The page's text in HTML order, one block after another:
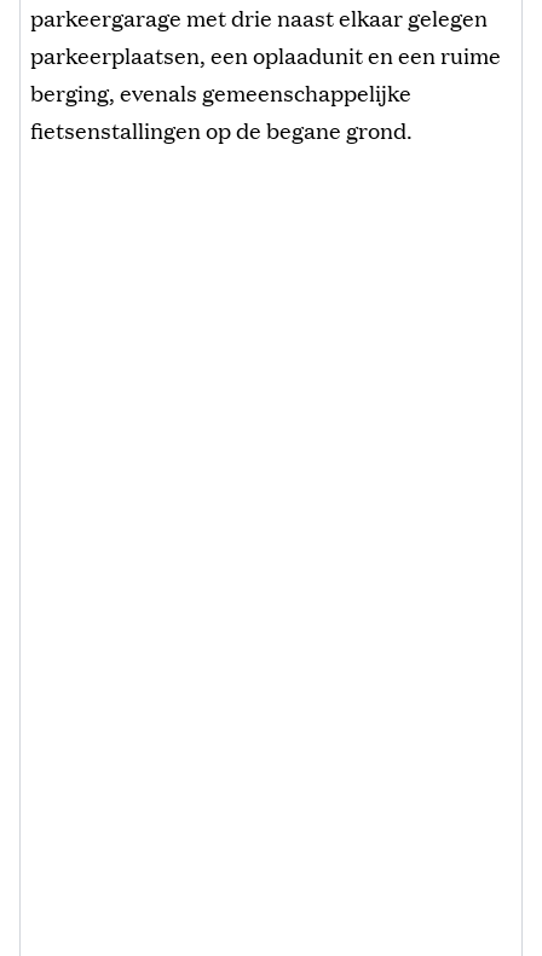
parkeergarage met drie naast elkaar gelegen
parkeerplaatsen, een oplaadunit en een ruime
berging, evenals gemeenschappelijke
fietsenstallingen op de begane grond.